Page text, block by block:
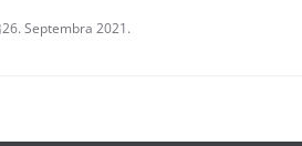
26. Septembra 2021.